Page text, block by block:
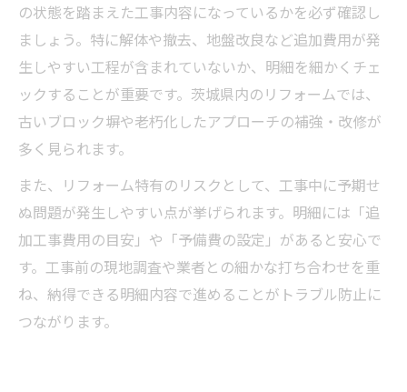
の状態を踏まえた工事内容になっているかを必ず確認し
ましょう。特に解体や撤去、地盤改良など追加費用が発
生しやすい工程が含まれていないか、明細を細かくチェ
ックすることが重要です。茨城県内のリフォームでは、
古いブロック塀や老朽化したアプローチの補強・改修が
多く見られます。
また、リフォーム特有のリスクとして、工事中に予期せ
ぬ問題が発生しやすい点が挙げられます。明細には「追
加工事費用の目安」や「予備費の設定」があると安心で
す。工事前の現地調査や業者との細かな打ち合わせを重
ね、納得できる明細内容で進めることがトラブル防止に
つながります。